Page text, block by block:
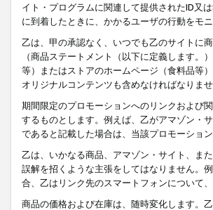
イト・プログラムに関連して提供されたID又
に到着したときに、かかるユーザの行動をモ
乙は、甲の承認なく、いつでも乙のサイトに
（商品ステートメント（以下に定義します
等）またはストアのホームページ（食料品等
オリジナルコンテンツも含めなければなりませ
期間限定のプロモーションへのリンクおよび
するものとします。例えば、乙がアマゾン・
であると記載した場合は、当該プロモーショ
乙は、いかなる商品、アマゾン・サイト、ま
誤解を招くような主張をしてはなりません。
合、乙はリンク先のスマートフォンについて
商品の価格および在庫は、随時変化します。